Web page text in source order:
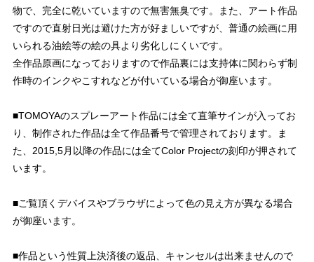
物で、完全に乾いていますので無害無臭です。また、アート作品
ですので直射日光は避けた方が好ましいですが、普通の絵画に用
いられる油絵等の絵の具より劣化しにくいです。
全作品原画になっておりますので作品裏には支持体に関わらず制
作時のインクやこすれなどが付いている場合が御座います。
■TOMOYAのスプレーアート作品には全て直筆サインが入ってお
り、制作された作品は全て作品番号で管理されております。ま
た、2015,5月以降の作品には全てColor Projectの刻印が押されて
います。
■ご覧頂くデバイスやブラウザによって色の見え方が異なる場合
が御座います。
■作品という性質上決済後の返品、キャンセルは出来ませんので